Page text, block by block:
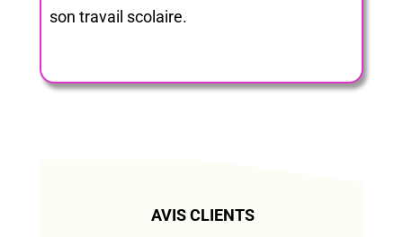
son travail scolaire.
AVIS CLIENTS